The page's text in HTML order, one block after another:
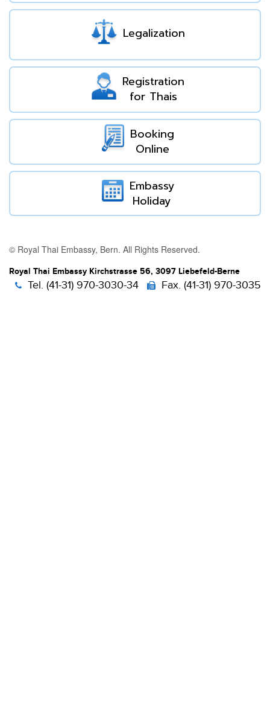
Legalization
Registration
for Thais
Booking
Online
Embassy
Holiday
© Royal Thai Embassy, Bern. All Rights Reserved.
Royal Thai Embassy Kirchstrasse 56, 3097 Liebefeld-Berne
Tel. (41-31) 970-3030-34 Fax. (41-31) 970-3035